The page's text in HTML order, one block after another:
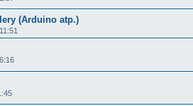
(Arduino atp.)